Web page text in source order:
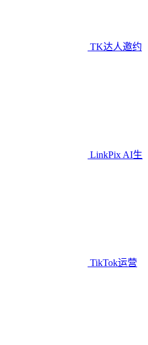
TK达人邀约
LinkPix AI生
TikTok运营